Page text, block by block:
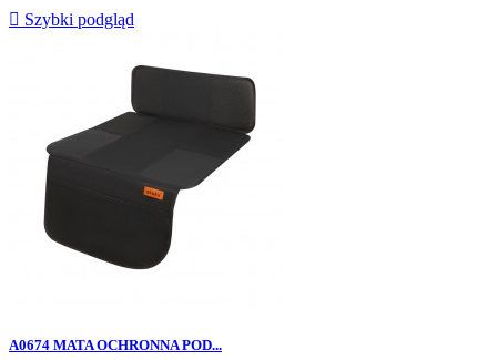
 Szybki podgląd
A0674 MATA OCHRONNA POD...